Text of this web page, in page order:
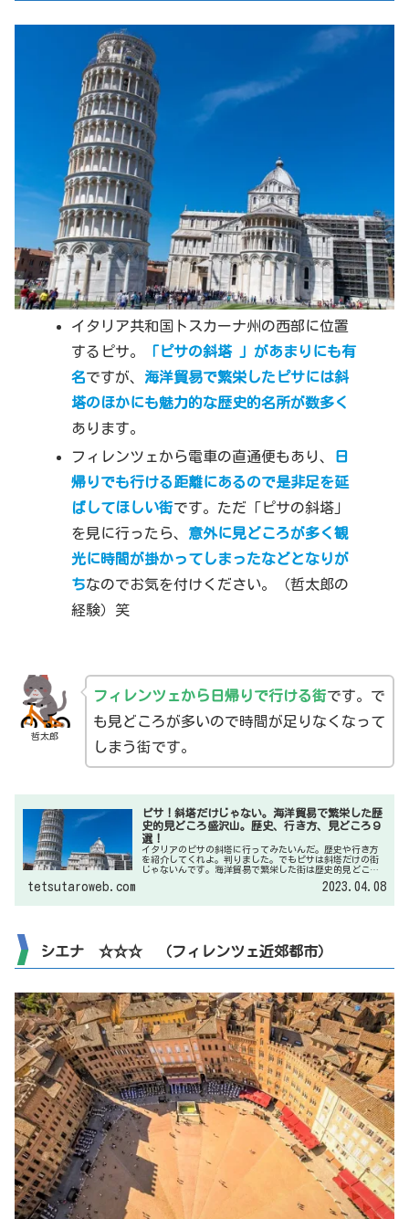
イタリア共和国トスカーナ州の西部に位置
するピサ。
「ピサの斜塔 」があまりにも有
名ですが、 海洋貿易で繁栄したピサには斜
塔のほかにも魅力的な歴史的名所が数多く
あります。
フィレンツェから電車の直通便もあり、
日
帰りでも行ける距離にあるので是非足を延
ばしてほしい街です。ただ「ピサの斜塔」
を見に行ったら、 意外に見どころが多く観
光に時間が掛かってしまったなどとなりが
ちなのでお気を付けください。（哲太郎の
経験）笑
哲太郎
フィレンツェから日帰りで行ける街です。で
も見どころが多いので時間が足りなくなって
しまう街です。
ピサ！斜塔だけじゃない。海洋貿易で繁栄した歴
史的見どころ盛沢山。歴史、行き方、見どころ９
選！
イタリアのピサの斜塔に行ってみたいんだ。歴史や行き方
を紹介してくれよ。判りました。でもピサは斜塔だけの街
じゃないんです。海洋貿易で繁栄した街は歴史的見どころ
tetsutaroweb.com 2023.04.08
シエナ ☆☆☆ （フィレンツェ近郊都市）